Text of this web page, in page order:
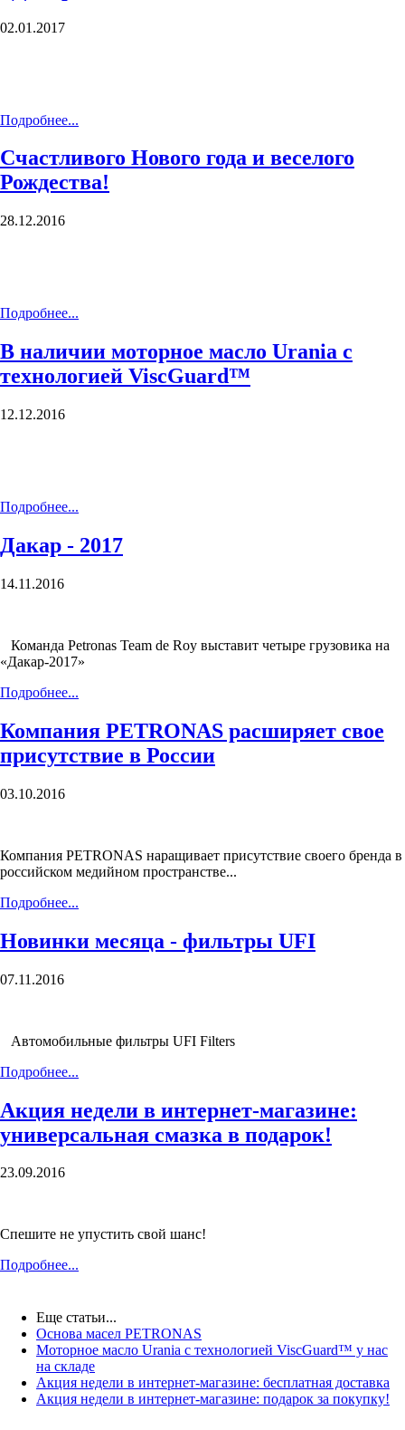
02.01.2017
Подробнее...
Счастливого Нового года и веселого
Рождества!
28.12.2016
Подробнее...
В наличии моторное масло Urania c
технологией ViscGuard™
12.12.2016
Подробнее...
Дакар - 2017
14.11.2016
Команда Petronas Team de Roy выставит четыре грузовика на
«Дакар-2017»
Подробнее...
Компания PETRONAS расширяет свое
присутствие в России
03.10.2016
Компания PETRONAS наращивает присутствие своего бренда в
российском медийном пространстве...
Подробнее...
Новинки месяца - фильтры UFI
07.11.2016
Автомобильные фильтры UFI Filters
Подробнее...
Акция недели в интернет-магазине:
универсальная смазка в подарок!
23.09.2016
Спешите не упустить свой шанс!
Подробнее...
Еще статьи...
Основа масел PETRONAS
Моторное масло Urania c технологией ViscGuard™ у нас
на складе
Акция недели в интернет-магазине: бесплатная доставка
Акция недели в интернет-магазине: подарок за покупку!